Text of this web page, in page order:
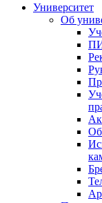
Университет
Об